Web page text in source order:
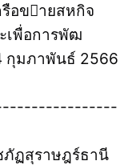
อขายสหกิจ
เพื่อการพัฒ
กุมภาพันธ์ 2566
ภัฏสุราษฎร์ธานี